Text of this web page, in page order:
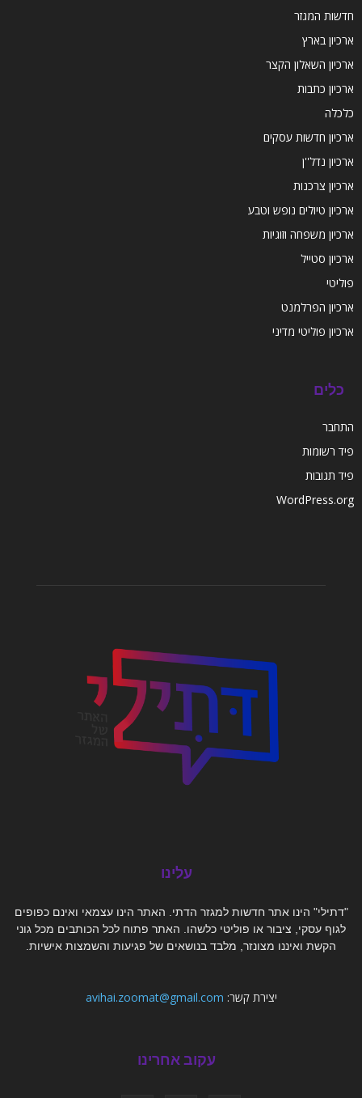
חדשות המגזר
ארכיון בארץ
ארכיון השאלון הקצר
ארכיון כתבות
כלכלה
ארכיון חדשות עסקים
ארכיון נדל''ן
ארכיון צרכנות
ארכיון טיולים נופש וטבע
ארכיון משפחה וזוגיות
ארכיון סטייל
פוליטי
ארכיון הפרלמנט
ארכיון פוליטי מדיני
כלים
התחבר
פיד רשומות
פיד תגובות
WordPress.org
עלינו
"דתילי" הינו אתר חדשות למגזר הדתי. האתר הינו עצמאי ואינם כפופים
לגוף עסקי, ציבור או פוליטי כלשהו. האתר פתוח לכל הכותבים מכל גוני
הקשת ואיננו מצונזר, מלבד בנושאים של פגיעות והשמצות אישיות.
יצירת קשר: avihai.zoomat@gmail.com
עקוב אחרינו